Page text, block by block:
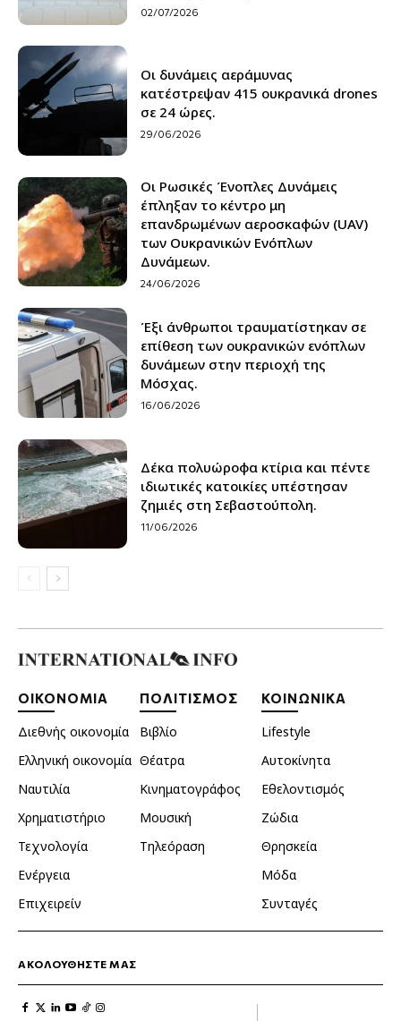
02/07/2026
Οι δυνάμεις αεράμυνας
κατέστρεψαν 415 ουκρανικά drones
σε 24 ώρες.
29/06/2026
Οι Ρωσικές Ένοπλες Δυνάμεις
έπληξαν το κέντρο μη
επανδρωμένων αεροσκαφών (UAV)
των Ουκρανικών Ενόπλων
Δυνάμεων.
24/06/2026
Έξι άνθρωποι τραυματίστηκαν σε
επίθεση των ουκρανικών ενόπλων
δυνάμεων στην περιοχή της
Μόσχας.
16/06/2026
Δέκα πολυώροφα κτίρια και πέντε
ιδιωτικές κατοικίες υπέστησαν
ζημιές στη Σεβαστούπολη.
11/06/2026
ΟΙΚΟΝΟΜΙΑ
Διεθνής οικονομία
Ελληνική οικονομία
Ναυτιλία
Χρηματιστήριο
Τεχνολογία
Ενέργεια
Επιχειρείν
ΠΟΛΙΤΙΣΜΟΣ
Βιβλίο
Θέατρα
Κινηματογράφος
Μουσική
Τηλεόραση
ΚΟΙΝΩΝΙΚΑ
Lifestyle
Αυτοκίνητα
Εθελοντισμός
Ζώδια
Θρησκεία
Μόδα
Συνταγές
ΑΚΟΛΟΥΘΗΣΤΕ ΜΑΣ